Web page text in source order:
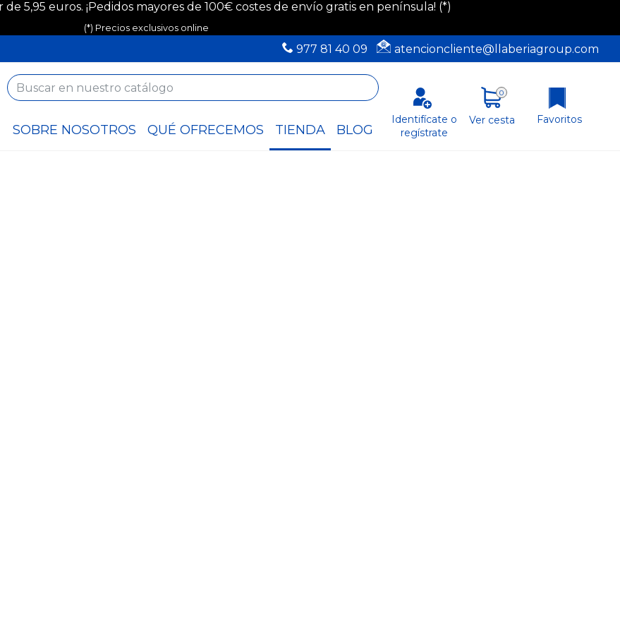
5,95 euros. ¡Pedidos mayores de 100€ costes de envío gratis en península! (*)
(*) Precios exclusivos online
atencioncliente@llaberiagroup.com
977 81 40 09
SOBRE NOSOTROS QUÉ OFRECEMOS TIENDA BLOG
Identifícate o
regístrate
0
Ver cesta Favoritos